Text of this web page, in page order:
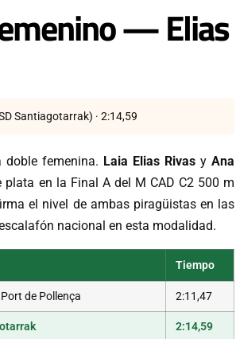
— Elias
Santiagotarrak) · 2:14,59
femenina. Laia Elias Rivas y Ana
en la Final A del M CAD C2 500 m
el nivel de ambas piragüistas en las
nacional en esta modalidad.
Tiempo
de Pollença 2:11,47
2:14,59